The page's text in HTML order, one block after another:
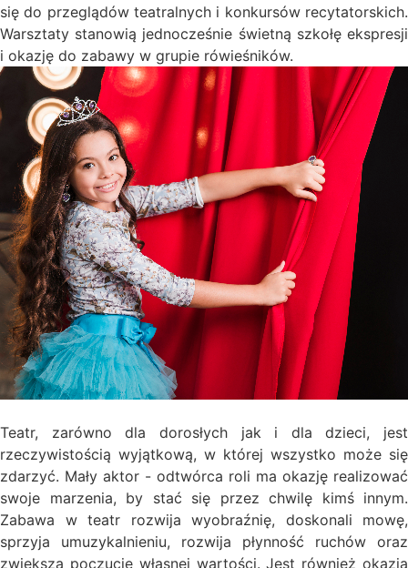
się do przeglądów teatralnych i konkursów recytatorskich.
Warsztaty stanowią jednocześnie świetną szkołę ekspresji
i okazję do zabawy w grupie rówieśników.
Teatr, zarówno dla dorosłych jak i dla dzieci, jest
rzeczywistością wyjątkową, w której wszystko może się
zdarzyć. Mały aktor - odtwórca roli ma okazję realizować
swoje marzenia, by stać się przez chwilę kimś innym.
Zabawa w teatr rozwija wyobraźnię, doskonali mowę,
sprzyja umuzykalnieniu, rozwija płynność ruchów oraz
zwiększa poczucie własnej wartości. Jest również okazją